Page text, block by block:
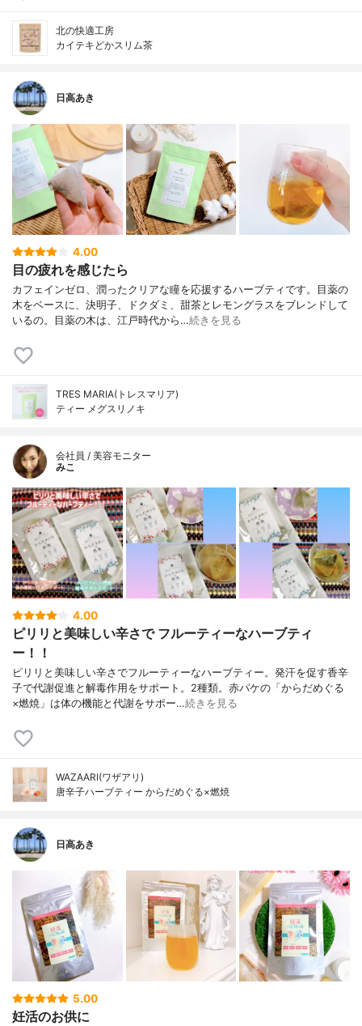
北の快適工房
カイテキどかスリム茶
日高あき
4.00
目の疲れを感じたら
カフェインゼロ、潤ったクリアな瞳を応援するハーブティです。目薬の
木をベースに、決明子、ドクダミ、甜茶とレモングラスをブレンドして
いるの。目薬の木は、江戸時代から…続きを見る
TRES MARIA(トレスマリア)
ティー メグスリノキ
会社員 / 美容モニター
みこ
4.00
ピリリと美味しい辛さで フルーティーなハーブティ
ー！！
ピリリと美味しい辛さでフルーティーなハーブティー。発汗を促す香辛
子で代謝促進と解毒作用をサポート。2種類。赤パケの「からだめぐる
×燃焼」は体の機能と代謝をサポー…続きを見る
WAZAARI(ワザアリ)
唐辛子ハーブティー からだめぐる×燃焼
日高あき
5.00
妊活のお供に